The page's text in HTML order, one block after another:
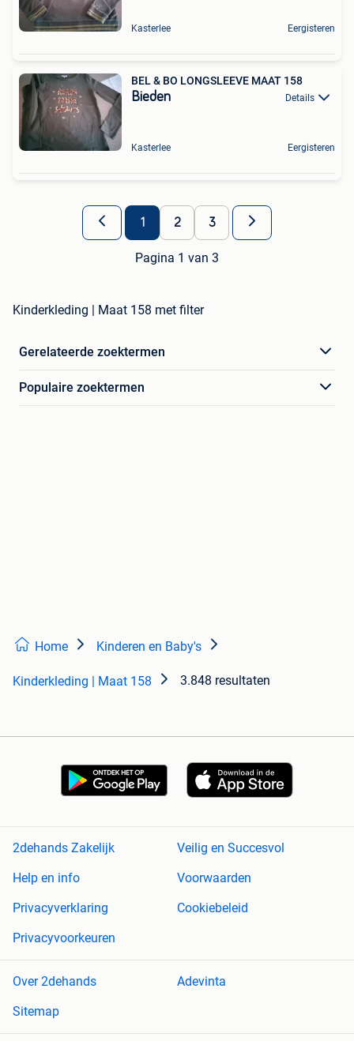
Kasterlee Eergisteren
BEL & BO LONGSLEEVE MAAT 158
Bieden Details
Kasterlee Eergisteren
1 2 3
Pagina 1 van 3
Kinderkleding | Maat 158 met filter
Gerelateerde zoektermen
Populaire zoektermen
Home Kinderen en Baby's
Kinderkleding | Maat 158 3.848 resultaten
2dehands Zakelijk
Veilig en Succesvol
Help en info
Voorwaarden
Privacyverklaring
Cookiebeleid
Privacyvoorkeuren
Over 2dehands
Adevinta
Sitemap